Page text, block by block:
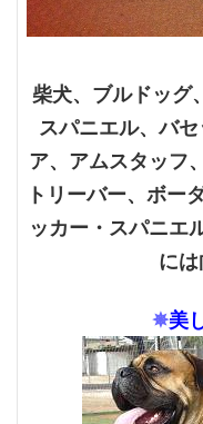
柴犬、 ブルドッグ、
スパニエル、バ
ア、 アムスタッフ
トリーバー、 ボー
ッカー・スパニエ
には
✵美